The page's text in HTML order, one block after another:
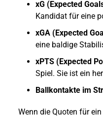
xG (Expected
Kandidat für eine
xGA (Expected
eine baldige
xPTS (Expected
Spiel. Sie ist ein
Ballkontakte im
Wenn die Quoten für